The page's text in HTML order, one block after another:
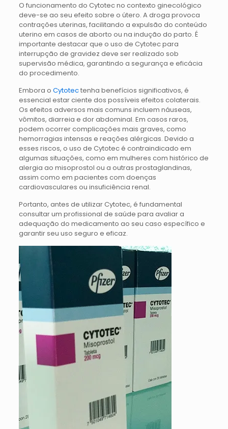
O funcionamento do Cytotec no contexto ginecológico
deve-se ao seu efeito sobre o útero. A droga provoca
contrações uterinas, facilitando a expulsão do conteúdo
uterino em casos de aborto ou na indução do parto. É
importante destacar que o uso de Cytotec para
interrupção de gravidez deve ser realizado sob
supervisão médica, garantindo a segurança e eficácia
do procedimento.
Embora o Cytotectenha benefícios significativos, é
essencial estar ciente dos possíveis efeitos colaterais.
Os efeitos adversos mais comuns incluem náuseas,
vômitos, diarreia e dor abdominal. Em casos raros,
podem ocorrer complicações mais graves, como
hemorragias intensas e reações alérgicas. Devido a
esses riscos, o uso de Cytotec é contraindicado em
algumas situações, como em mulheres com histórico de
alergia ao misoprostol ou a outras prostaglandinas,
assim como em pacientes com doenças
cardiovasculares ou insuficiência renal.
Portanto, antes de utilizar Cytotec, é fundamental
consultar um profissional de saúde para avaliar a
adequação do medicamento ao seu caso específico e
garantir seu uso seguro e eficaz.